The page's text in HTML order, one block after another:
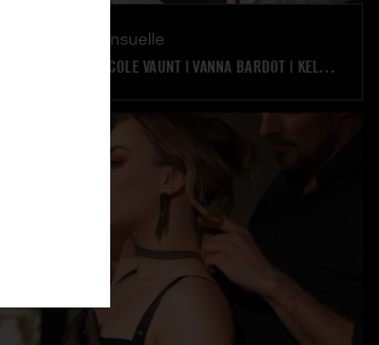
Exploration sensuelle
NICOLE VAUNT |VANNA BARDOT | KELSEY KANE